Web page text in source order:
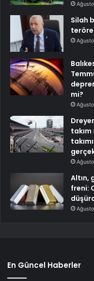
Silah
mi?
Altın,
freni:
En Güncel Haberler